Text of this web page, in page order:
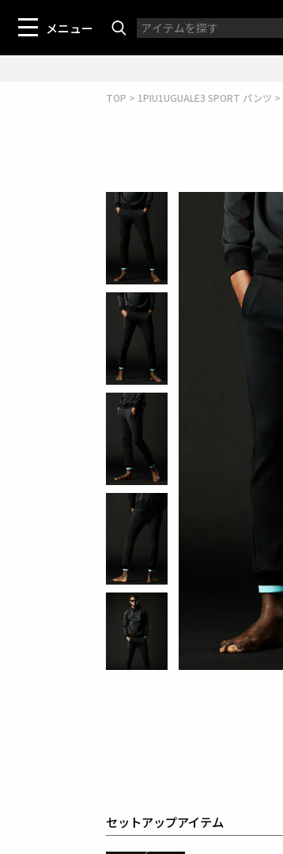
メニュー
TOP 1PIU1UGUALE3 SPORT パンツ
セットアップアイテム